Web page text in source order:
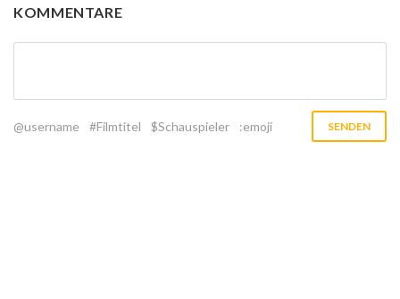
KOMMENTARE
@username #Filmtitel $Schauspieler :emoji